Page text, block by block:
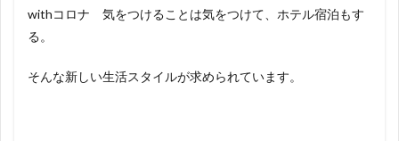
withコロナ 気をつけることは気をつけて、ホテル宿泊もす
る。
そんな新しい生活スタイルが求められています。